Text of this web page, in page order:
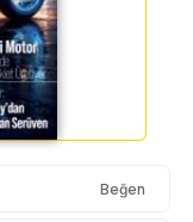
Beğen